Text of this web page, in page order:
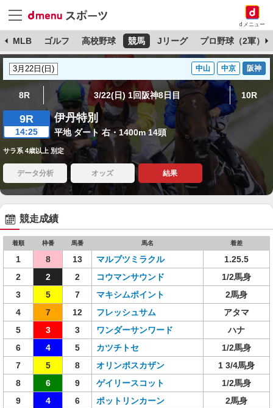
dメニュー
MLB ゴルフ 高校野球 競馬 Jリーグ プロ野球（2軍）
中山 中京 阪神
8R 3/22(日) 1回阪神8日目 10R
9R
14:25
伊丹特別
平地 ダート 右・1400m 14頭
サラ系 4歳以上 別定
データ分析 オッズ 結果
競走成績
着順 枠番 馬番 馬名 着差
1 8 13 マルブツミラクル
1.25.5
2
2 2 コウマンサウンド
1/2馬身
3
5 7 マキシムポイント
2馬身
4
7 12 フレッシュサム
アタマ
5
3 3 ワンダーサンワード
ハナ
6
4 5 カツチトセ
1/2馬身
7
5 8 オリンポスカザン
1 3/4馬身
8
6 9 ゲイリースコット
1/2馬身
9
4 6 ポットリンカーン
2馬身